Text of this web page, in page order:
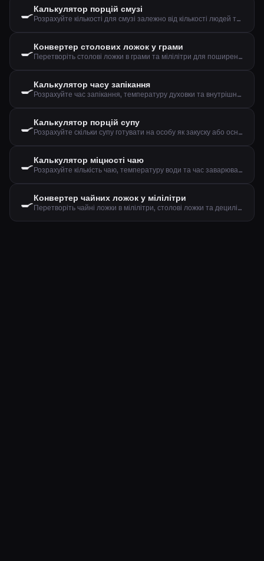
🍳Калькулятор порцій смузі
Розрахуйте кількості для смузі залежно від кількості людей та бажаного розміру
🍳Конвертер столових ложок у грами
Перетворіть столові ложки в грами та мілілітри для поширених інгредієнтів
🍳Калькулятор часу запікання
Розрахуйте час запікання, температуру духовки та внутрішню температуру м'яса
🍳Калькулятор порцій супу
Розрахуйте скільки супу готувати на особу як закуску або основну страву
🍳Калькулятор міцності чаю
Розрахуйте кількість чаю, температуру води та час заварювання за типом та кількістю чашок
🍳Конвертер чайних ложок у мілілітри
Перетворіть чайні ложки в мілілітри, столові ложки та децилітри